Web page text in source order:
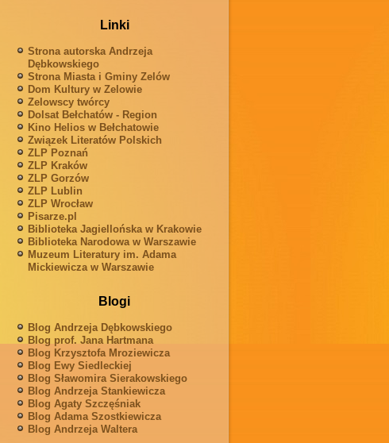
Linki
Strona autorska Andrzeja
Dębkowskiego
Strona Miasta i Gminy Zelów
Dom Kultury w Zelowie
Zelowscy twórcy
Dolsat Bełchatów - Region
Kino Helios w Bełchatowie
Związek Literatów Polskich
ZLP Poznań
ZLP Kraków
ZLP Gorzów
ZLP Lublin
ZLP Wrocław
Pisarze.pl
Biblioteka Jagiellońska w Krakowie
Biblioteka Narodowa w Warszawie
Muzeum Literatury im. Adama
Mickiewicza w Warszawie
Blogi
Blog Andrzeja Dębkowskiego
Blog prof. Jana Hartmana
Blog Krzysztofa Mroziewicza
Blog Ewy Siedleckiej
Blog Sławomira Sierakowskiego
Blog Andrzeja Stankiewicza
Blog Agaty Szczęśniak
Blog Adama Szostkiewicza
Blog Andrzeja Waltera